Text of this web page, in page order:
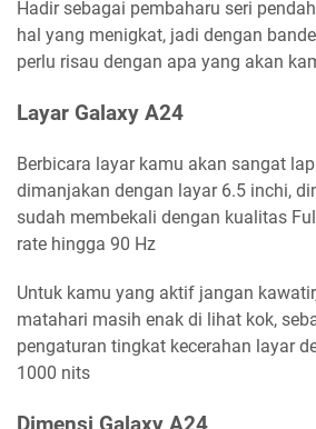
Hadir sebagai pembaharu seri
hal yang menigkat, jadi dengan
perlu risau dengan apa yang akan
Layar Galaxy A24
Berbicara layar kamu akan sangat
dimanjakan dengan layar 6.5 inchi,
sudah membekali dengan kualitas
rate hingga 90 Hz
Untuk kamu yang aktif jangan
matahari masih enak di lihat kok,
pengaturan tingkat kecerahan layar
1000 nits
Dimensi Galaxy A24